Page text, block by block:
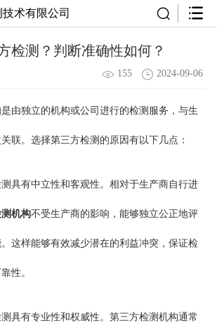
术有限公司
检测？判断准确性如何？
155 2024-09-06
由独立的机构或公司进行的检测服务，与生
联。选择第三方检测的原因有以下几点：
具有中立性和客观性。相对于生产商自行进
机构不受生产商的影响，能够独立公正地评
这样能够有效减少潜在的利益冲突，保证检
性。
具有专业性和权威性。第三方检测机构通常